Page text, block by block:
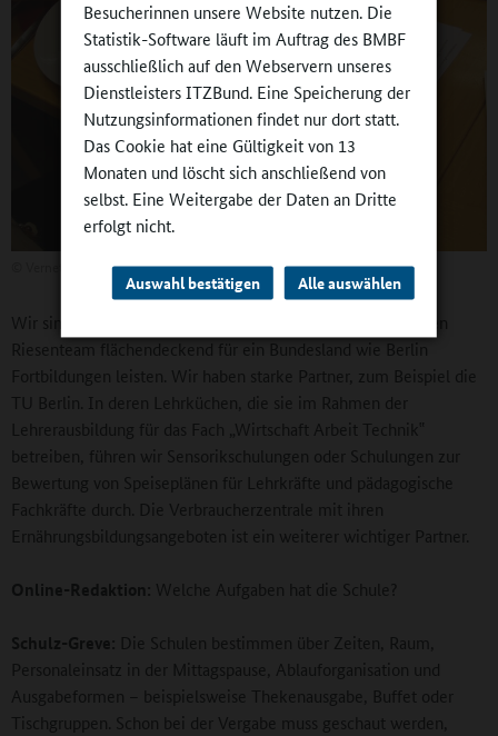
Besucherinnen unsere Website nutzen. Die
Statistik-Software läuft im Auftrag des BMBF
ausschließlich auf den Webservern unseres
Dienstleisters ITZBund. Eine Speicherung der
Nutzungsinformationen findet nur dort statt.
Das Cookie hat eine Gültigkeit von 13
Monaten und löscht sich anschließend von
selbst. Eine Weitergabe der Daten an Dritte
erfolgt nicht.
Auswahl bestätigen Alle auswählen
Vernetzungsstelle
Wir sind Netzwerker! Ich könnte niemals mit einem eigenen
Riesenteam flächendeckend für ein Bundesland wie Berlin
Fortbildungen leisten. Wir haben starke Partner, zum Beispiel die
TU Berlin. In deren Lehrküchen, die sie im Rahmen der
Lehrerausbildung für das Fach „Wirtschaft Arbeit Technik‟
betreiben, führen wir Sensorikschulungen oder Schulungen zur
Bewertung von Speiseplänen für Lehrkräfte und pädagogische
Fachkräfte durch. Die Verbraucherzentrale mit ihren
Ernährungsbildungsangeboten ist ein weiterer wichtiger Partner.
Online-Redaktion: Welche Aufgaben hat die Schule?
Schulz-Greve: Die Schulen bestimmen über Zeiten, Raum,
Personaleinsatz in der Mittagspause, Ablauforganisation und
Ausgabeformen – beispielsweise Thekenausgabe, Buffet oder
Tischgruppen. Schon bei der Vergabe muss geschaut werden,